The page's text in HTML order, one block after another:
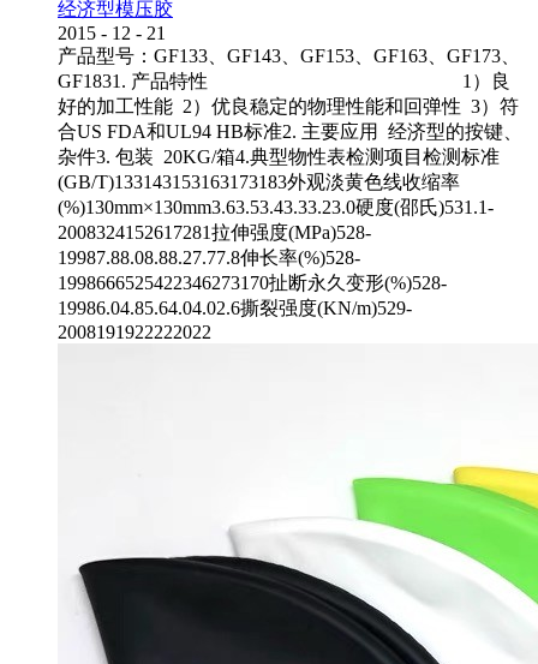
经济型模压胶
2015 - 12 - 21
产品型号：GF133、GF143、GF153、GF163、GF173、
GF1831. 产品特性 1）良
好的加工性能 2）优良稳定的物理性能和回弹性 3）符
合US FDA和UL94 HB标准2. 主要应用 经济型的按键、
杂件3. 包装 20KG/箱4.典型物性表检测项目检测标准
(GB/T)133143153163173183外观淡黄色线收缩率
(%)130mm×130mm3.63.53.43.33.23.0硬度(邵氏)531.1-
2008324152617281拉伸强度(MPa)528-
19987.88.08.88.27.77.8伸长率(%)528-
1998666525422346273170扯断永久变形(%)528-
19986.04.85.64.04.02.6撕裂强度(KN/m)529-
2008191922222022